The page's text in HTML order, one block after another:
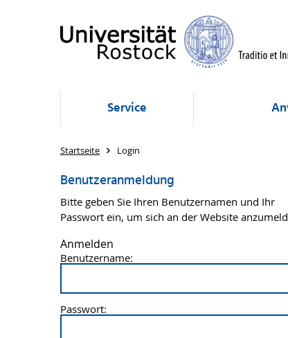
Service
Startseite Login
Benutzeranmeldung
Bitte geben Sie Ihren Benutzernamen und Ihr
Passwort ein, um sich an der Website
Anmelden
Benutzername:
Passwort: